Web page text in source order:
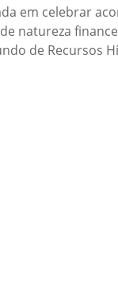
em celebrar
natureza
de Recursos